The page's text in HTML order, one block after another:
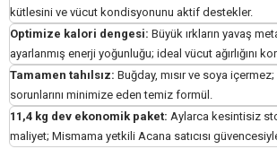
kütlesini ve vücut kondisyonunu aktif destekler.
Optimize kalori dengesi: Büyük ırkların yavaş
ayarlanmış enerji yoğunluğu; ideal vücut ağırlığını
Tamamen tahılsız: Buğday, mısır ve soya
sorunlarını minimize eden temiz formül.
11,4 kg dev ekonomik paket: Aylarca kesintisiz
maliyet; Mismama yetkili Acana satıcısı